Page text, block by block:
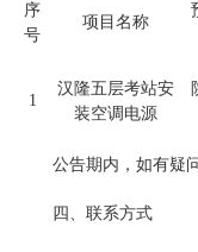
序
号
项目名称
1
汉隆五层考站安
装空调电源
公告期内，如有疑
四、联系方式